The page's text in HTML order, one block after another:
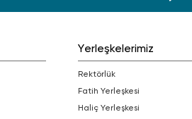
Yerleşkelerimiz
Rektörlük
Fatih Yerleşkesi
Haliç Yerleşkesi